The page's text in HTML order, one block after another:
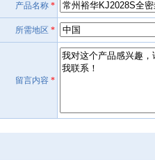
产品名称*
所需地区 *
留言内容 *